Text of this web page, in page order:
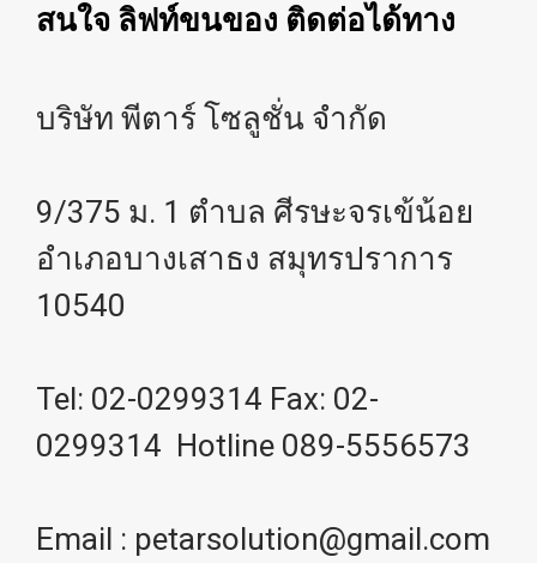
สนใจ ลิฟท์ขนของ ติดต่อได้ทาง
บริษัท พีตาร์ โซลูชั่น จำกัด
9/375 ม. 1 ตำบล ศีรษะจรเข้น้อย
อำเภอบางเสาธง สมุทรปราการ
10540
Tel: 02-0299314 Fax: 02-
0299314 Hotline 089-5556573
Email : petarsolution@gmail.com